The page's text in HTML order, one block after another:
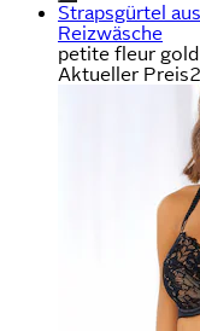
Strapsgürtel
Reizwäsche
petite fleur gold
Aktueller Preis